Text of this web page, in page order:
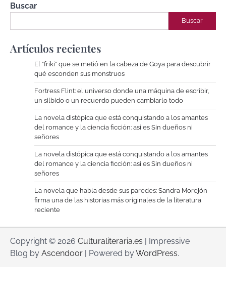
Buscar
Buscar
Artículos recientes
El “friki” que se metió en la cabeza de Goya para descubrir
qué esconden sus monstruos
Fortress Flint: el universo donde una máquina de escribir,
un silbido o un recuerdo pueden cambiarlo todo
La novela distópica que está conquistando a los amantes
del romance y la ciencia ficción: así es Sin dueños ni
señores
La novela distópica que está conquistando a los amantes
del romance y la ciencia ficción: así es Sin dueños ni
señores
La novela que habla desde sus paredes: Sandra Morejón
firma una de las historias más originales de la literatura
reciente
Copyright © 2026 Culturaliteraria.es | Impressive
Blog by Ascendoor | Powered byWordPress.